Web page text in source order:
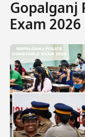
Gopalganj
Exam